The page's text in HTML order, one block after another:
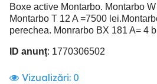
Boxe active Montarbo. Montarbo
Montarbo T 12 A =7500
perechea. Monrarbo BX 181 A= 4
ID anunț: 1770306502
Vizualizări: 0